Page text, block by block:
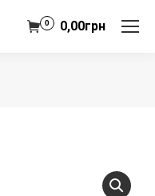
0,00грн
0